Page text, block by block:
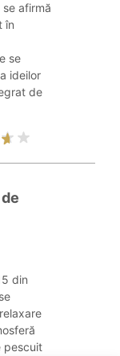
afirmă
în
se
ideilor
de
din
pescuit